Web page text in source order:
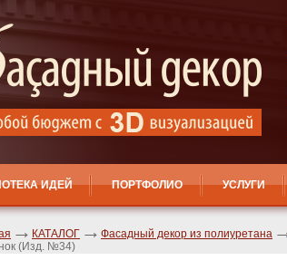
ИДЕЙ ПОРТФОЛИО УСЛУГИ
КАТАЛОГ Фасадный декор из полиуретана
(Изд. №34)